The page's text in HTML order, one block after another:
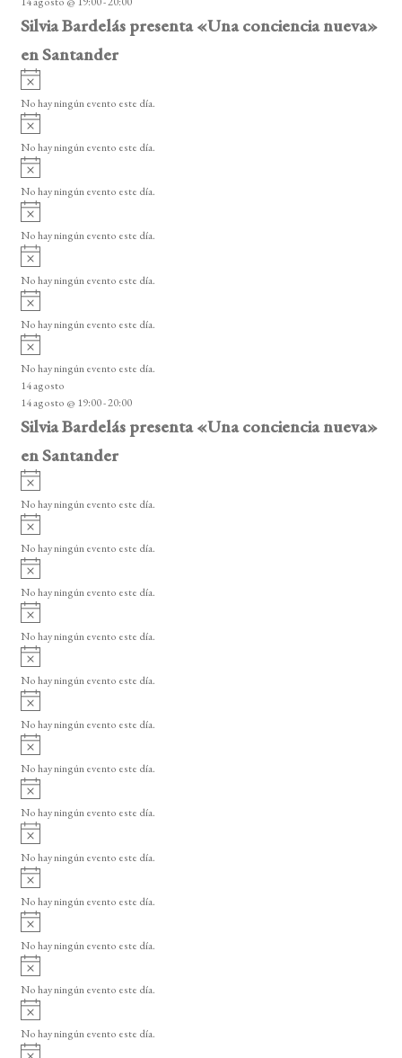
o
Silvia Bardelás presenta «Una conciencia nueva»
en Santander
A
v
i
o
No hay ningún evento este día.
A
v
i
o
No hay ningún evento este día.
A
v
i
o
No hay ningún evento este día.
A
v
i
o
No hay ningún evento este día.
A
v
i
o
No hay ningún evento este día.
A
v
i
o
No hay ningún evento este día.
A
v
i
s
o
No hay ningún evento este día.
14 agosto
14 agosto @ 19:00-20:00
Silvia Bardelás presenta «Una conciencia nueva»
en Santander
A
v
i
o
No hay ningún evento este día.
A
v
i
o
No hay ningún evento este día.
A
v
i
o
No hay ningún evento este día.
A
v
i
o
No hay ningún evento este día.
A
v
i
o
No hay ningún evento este día.
A
v
i
o
No hay ningún evento este día.
A
v
i
o
No hay ningún evento este día.
A
v
i
o
No hay ningún evento este día.
A
v
i
o
No hay ningún evento este día.
A
v
i
o
No hay ningún evento este día.
A
v
i
o
No hay ningún evento este día.
A
v
i
o
No hay ningún evento este día.
A
v
i
No hay ningún evento este día.
A